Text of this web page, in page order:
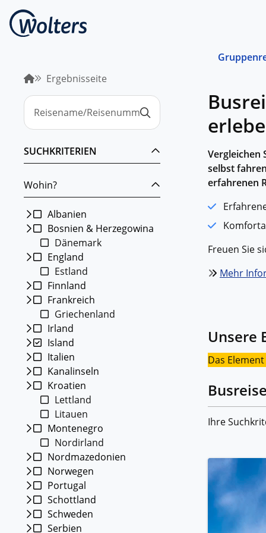
Von
Region
Alle
Ergebnisseite
SUCHKRITERIEN
Wohin?
Albanien
Bosnien & Herzegowina
Dänemark
England
Estland
Finnland
Frankreich
Griechenland
Irland
Island
Italien
Kanalinseln
Kroatien
Lettland
Litauen
Montenegro
Nordirland
Nordmazedonien
Norwegen
Portugal
Schottland
Schweden
Serbien
Vergleichen
selbst
erfahrenen
Freuen Sie
Mehr
Unsere
Das
Ihre